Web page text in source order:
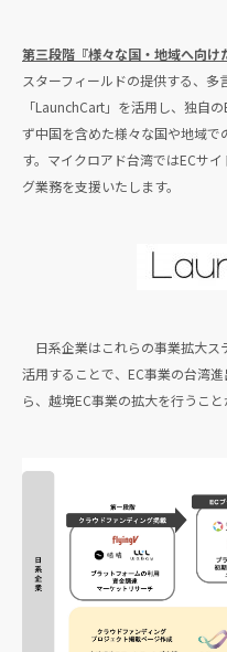
第三段階『様々な国・地域へ向け
スターフィールドの提供する、
「LaunchCart」を活用し、独自
ず中国を含めた様々な国や地域で
す。マイクロアド台湾ではECサ
グ業務を支援いたします。
日系企業はこれらの事業拡大ス
活用することで、EC事業の台湾
ら、越境EC事業の拡大を行うこと